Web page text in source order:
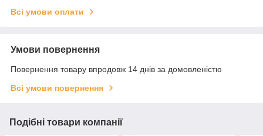
Всі умови оплати
Умови повернення
Повернення товару впродовж 14 днів за домовленістю
Всі умови повернення
Подібні товари компанії